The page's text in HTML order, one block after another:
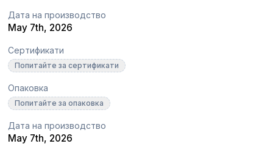
Дата на производство
May 7th, 2026
Сертификати
Попитайте за сертификати
Опаковка
Попитайте за опаковка
Дата на производство
May 7th, 2026